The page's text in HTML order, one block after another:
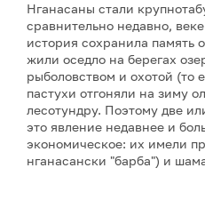
Нганасаны стали
сравнительно недавно,
история сохранила память
жили оседло на берегах
рыболовством и охотой (то
пастухи отгоняли на зиму
лесотундру. Поэтому две
это явление недавнее и
экономическое: их имели
нганасански "барба") и